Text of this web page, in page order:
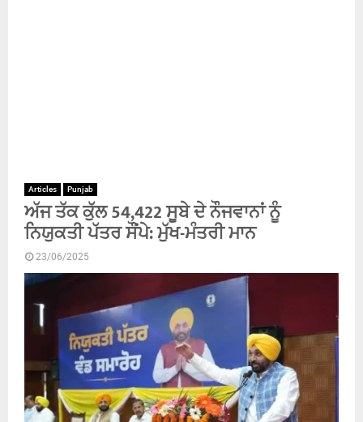
Articles Punjab
ਅੱਜ ਤੱਕ ਕੁੱਲ 54,422 ਸੂਬੇ ਦੇ ਨੌਜਵਾਨਾਂ ਨੂੰ
ਨਿਯੁਕਤੀ ਪੱਤਰ ਸੌਂਪੇ: ਮੁੱਖ-ਮੰਤਰੀ ਮਾਨ
23/06/2025